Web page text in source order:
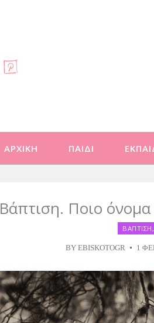
ΑΡΧΙΚΗ ΠΑΙΔΙ
Βάπτιση. Ποιο
ΒΑΠΤΙΣΗ,
BY EBISKOTOGR 1